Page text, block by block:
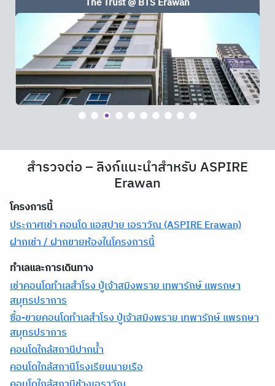
สำรวจต่อ – ลิงก์แนะนำสำหรับ ASPIRE
Erawan
โครงการนี้
ประกาศเช่า คอนโด แอสปาย เอราวัณ (ASPIRE Erawan)
ฝากเช่า / ฝากขายห้องในโครงการนี้
ทำเลและการเดินทาง
เช่าคอนโดทำเลสำโรง ปู่เจ้าสมิงพราย เทพารักษ์ แพรกษา
สมุทรปราการ
ซื้อ-ขายคอนโดทำเลสำโรง ปู่เจ้าสมิงพราย เทพารักษ์ แพรกษา
สมุทรปราการ
คอนโดใกล้สถานีปากน้ำ
คอนโดใกล้สถานีโรงเรียนนายเรือ